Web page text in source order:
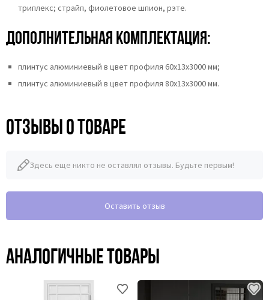
триплекс; страйп, фиолетовое шпион, рэте.
Дополнительная комплектация:
плинтус алюминиевый в цвет профиля 60х13х3000 мм;
плинтус алюминиевый в цвет профиля 80х13х3000 мм.
Отзывы о товаре
Здесь еще никто не оставлял отзывы. Будьте первым!
Оставить отзыв
Аналогичные товары